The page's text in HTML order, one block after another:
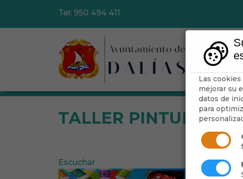
Las
mejorar su
datos de
para
Tel: 950 494 411
TALLER PINTURA
Escuchar